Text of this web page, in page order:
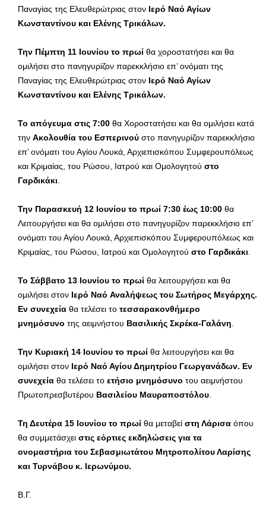
Παναγίας της Ελευθερώτριας στον Ιερό Ναό Αγίων
Κωνσταντίνου και Ελένης Τρικάλων.
Την Πέμπτη 11 Ιουνίου το πρωί θα χοροστατήσει και θα
ομιλήσει στο πανηγυρίζον παρεκκλήσιο επ’ ονόματι της
Παναγίας της Ελευθερώτριας στον Ιερό Ναό Αγίων
Κωνσταντίνου και Ελένης Τρικάλων.
Το απόγευμα στις 7:00 θα Χοροστατήσει και θα ομιλήσει κατά
την Ακολουθία του Εσπερινού στο πανηγυρίζον παρεκκλήσιο
επ’ ονόματι του Αγίου Λουκά, Αρχιεπισκόπου Συμφερουπόλεως
και Κριμαίας, του Ρώσου, Ιατρού και Ομολογητού στο
Γαρδικάκι
Την Παρασκευή 12 Ιουνίου το πρωί 7:30 έως 10:00 θα
Λειτουργήσει και θα ομιλήσει στο πανηγυρίζον παρεκκλήσιο επ’
ονόματι του Αγίου Λουκά, Αρχιεπισκόπου Συμφερουπόλεως και
Κριμαίας, του Ρώσου, Ιατρού και Ομολογητού στο Γαρδικάκι
Το Σάββατο 13 Ιουνίου το πρωί θα λειτουργήσει και θα
ομιλήσει στον Ιερό Ναό Αναλήψεως του Σωτήρος Μεγάρχης.
Εν συνεχεία θα τελέσει το τεσσαρακονθήμερο
μνημόσυνο της αειμνήστου Βασιλικής Σκρέκα-Γαλάνη
Την Κυριακή 14 Ιουνίου το πρωί θα λειτουργήσει και θα
ομιλήσει στον Ιερό Ναό Αγίου Δημητρίου Γεωργανάδων. Εν
συνεχεία θα τελέσει το ετήσιο μνημόσυνο του αειμνήστου
Πρωτοπρεσβυτέρου Βασιλείου Μαυραποστόλου
Τη Δευτέρα 15 Ιουνίου το πρωί θα μεταβεί στη Λάρισα όπου
θα συμμετάσχει στις εόρτιες εκδηλώσεις για τα
ονομαστήρια του Σεβασμιωτάτου Μητροπολίτου Λαρίσης
και Τυρνάβου κ. Ιερωνύμου.
Β.Γ.